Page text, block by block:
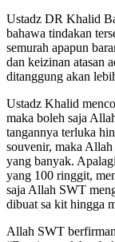
Ustadz DR Khalid
bahawa tindakan
semurah apapun
dan keizinan atasan
ditanggung akan
Ustadz Khalid
maka boleh saja
tangannya terluka
souvenir, maka
yang banyak.
yang 100 ringgit,
saja Allah SWT
dibuat sa kit hingga
Allah SWT